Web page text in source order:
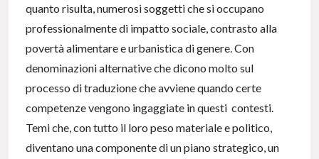
quanto risulta, numerosi soggetti che si occupano
professionalmente di impatto sociale, contrasto alla
povertà alimentare e urbanistica di genere. Con
denominazioni alternative che dicono molto sul
processo di traduzione che avviene quando certe
competenze vengono ingaggiate in questi contesti.
Temi che, con tutto il loro peso materiale e politico,
diventano una componente di un piano strategico, un